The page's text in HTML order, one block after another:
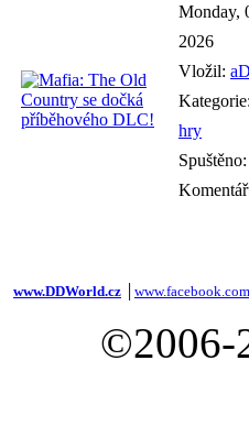
Monday,
2026
Vložil:
Kategorie:
hry
www.DDWorld.cz
©2006-